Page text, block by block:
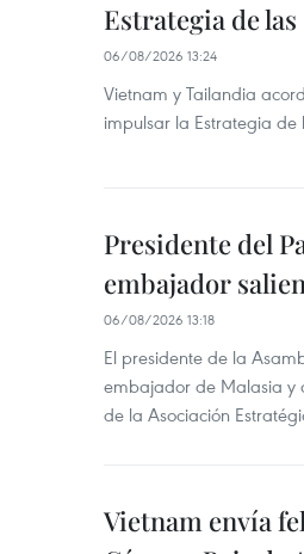
Estrategia de
06/08/2026 13:24
Vietnam y Tailandia
impulsar la Estrategia de
Presidente del
embajador
06/08/2026 13:18
El presidente de la
embajador de Malasia y
de la Asociación
Vietnam envía